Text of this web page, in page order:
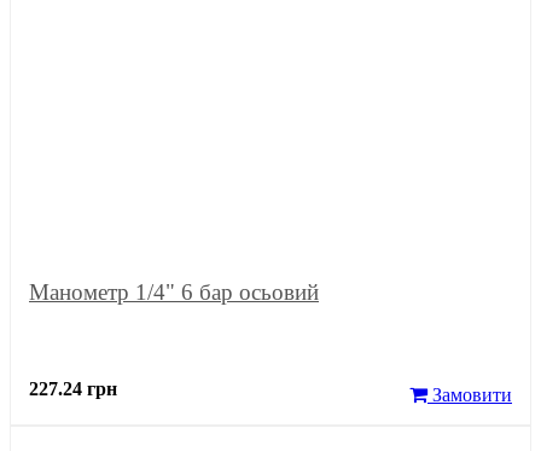
Манометр 1/4" 6 бар осьовий
227.24 грн Замовити